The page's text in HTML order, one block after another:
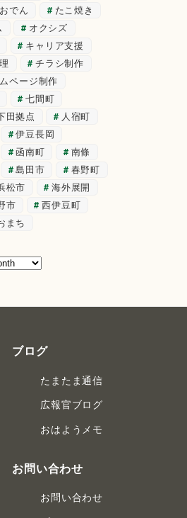
でん
たこ焼き
オクシズ
キャリア支援
チラシ制作
ページ制作
七間町
田拠点
人宿町
伊豆長岡
函南町
南條
島田市
春野町
松市
海外展開
市
西伊豆町
まち
ブログ
たまたま通信
広報官ブログ
おはようメモ
お問い合わせ
お問い合わせ